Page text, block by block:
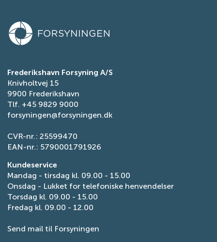
Ansøg om vandrefusion
Få fjernvarme
Ansøg om reduceret elafgift
Indberet fejl på gade- og stibelysning
Tilgængelighedserklæring
Frederikshavn Forsyning A/S
Knivholtvej 15
9900 Frederikshavn
Tlf. +45 9829 9000
forsyningen@forsyningen.dk
CVR-nr.: 25599470
EAN-nr.: 5790001791926
Kundeservice
Mandag - tirsdag kl. 09.00 - 15.00
Onsdag - Lukket for telefoniske henvendelser
Torsdag kl. 09.00 - 15.00
Fredag kl. 09.00 - 12.00
Send mail til Forsyningen